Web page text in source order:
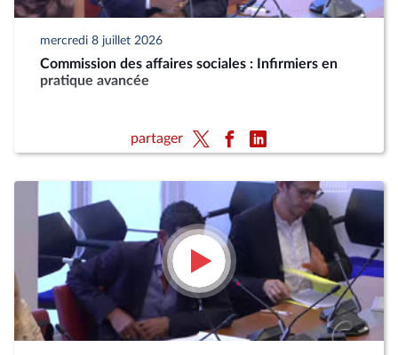
mercredi 8 juillet 2026
Commission des affaires sociales : Infirmiers en
pratique avancée
partager